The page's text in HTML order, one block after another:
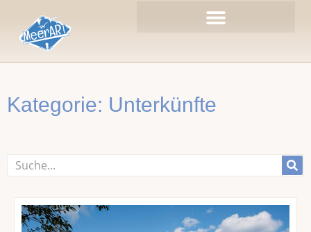
springen
Kategorie: Unterkünfte
Suche
SeiteSeiteSeite